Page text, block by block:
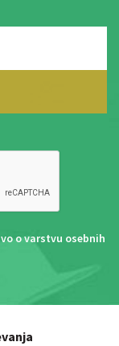
o varstvu osebnih